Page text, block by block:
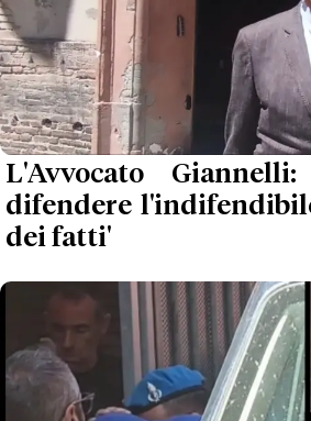
L'Avvocato
difendere
dei fatti'